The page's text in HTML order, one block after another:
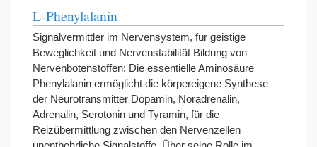
L-Phenylalanin
Signalvermittler im Nervensystem, für geistige
Beweglichkeit und Nervenstabilität Bildung von
Nervenbotenstoffen: Die essentielle Aminosäure
Phenylalanin ermöglicht die körpereigene Synthese
der Neurotransmitter Dopamin, Noradrenalin,
Adrenalin, Serotonin und Tyramin, für die
Reizübermittlung zwischen den Nervenzellen